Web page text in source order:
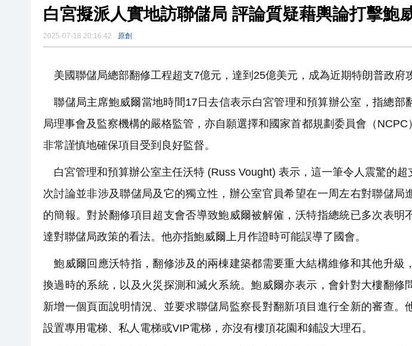
白宮擬派人實地訪聯儲局 評論質疑藉輿論打擊鮑
2025-07-18 20:16:42 原創
美國聯儲局總部翻修工程超支7億元，達到25億美元，成為近期特朗普政府
聯儲局主席鮑威爾當地時間17日去信表示白宮管理和預算辦公室，指總部
局理事會及監察機構的嚴格監管，亦自願選擇和國家首都規劃委員會（
非常謹慎地確保項目受到良好監督。
白宮管理和預算辦公室主任沃特 (Russ Vought) 表示，這一筆令人震驚的超
次討論並非涉及聯儲局及它的獨立性，辦公室官員希望在一周左右對聯儲局
的簡報。對於翻修項目超支會否導致鮑威爾被解僱，沃特指總統已多次表明
達對聯儲局政策的看法。他亦指鮑威爾上月作證時可能誤導了國會。
鮑威爾回應沃特指，翻修涉及的兩棟建築都需要重大結構維修和其他升級
換過時的系統，以及火災探測和滅火系統。鮑威爾亦表示，會針對大樓翻修
新增一個頁面說明情況、並要求聯儲局監察長對翻新項目進行全新的審查。
設置專用電梯、私人電梯或VIP電梯，亦沒有樓頂花園和鋪設大理石。